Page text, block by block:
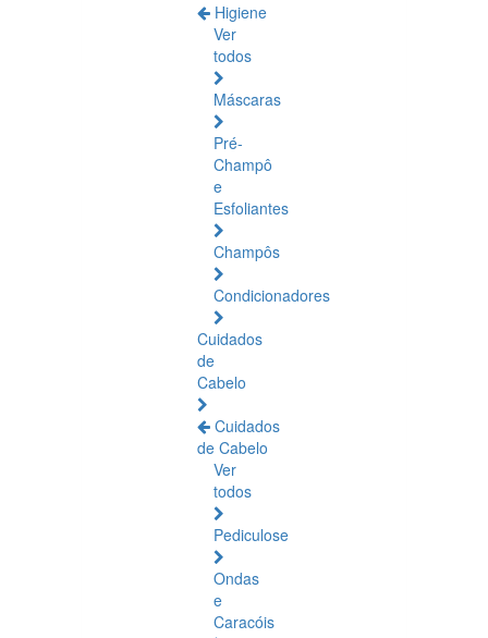
Higiene
Ver
todos
Máscaras
Pré-
Champô
e
Esfoliantes
Champôs
Condicionadores
Cuidados
de
Cabelo
Cuidados
de Cabelo
Ver
todos
Pediculose
Ondas
e
Caracóis